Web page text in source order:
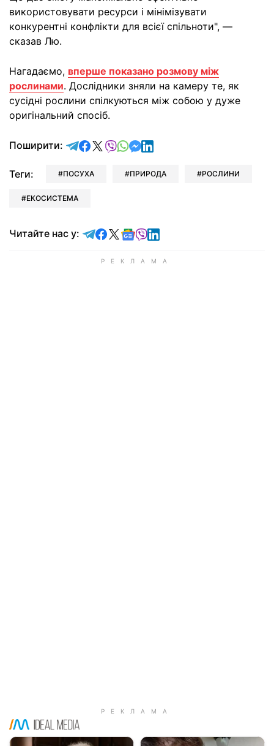
використовувати ресурси і мінімізувати
конкурентні конфлікти для всієї спільноти", —
сказав Лю.
Нагадаємо, вперше показано розмову між
рослинами. Дослідники зняли на камеру те, як
сусідні рослини спілкуються між собою у дуже
оригінальний спосіб.
Поширити: відправити у Telegram
поділитись у Facebook
поділитись у X
відправити у Viber
відправити у Whatsapp
відправити у Messenger
відправити у LinkedIn
Теги: ПОСУХА ПРИРОДА РОСЛИНИ
ЕКОСИСТЕМА
Читайте нас у: Читайте у Telegram
Читайте у Facebook
Читайте у X
Читайте у Google news
Читайте у Viber
Читайте у LinkedIn